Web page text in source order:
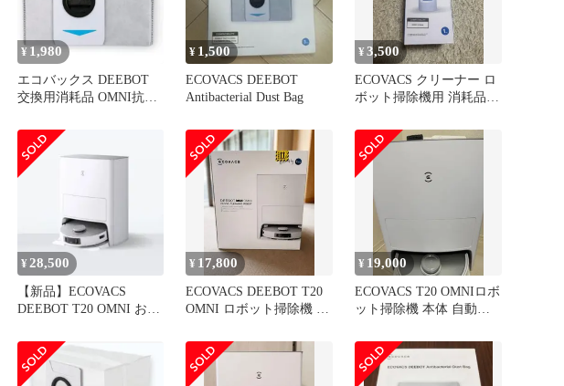
¥ 1,980
エコバックス DEEBOT
交換用消耗品 OMNI抗菌
(DDB020008)
¥ 1,500
ECOVACS DEEBOT
Antibacterial Dust Bag
¥3,500
ECOVACS クリーナー ロ
ボット掃除機用 消耗品
¥28,500
【新品】ECOVACS
DEEBOT T20 OMNI お掃
¥ 17,800
ECOVACS DEEBOT T20
OMNI ロボット掃除機 本
¥ 19,000
ECOVACS T20 OMNIロボ
ット掃除機 本体 自動ゴ